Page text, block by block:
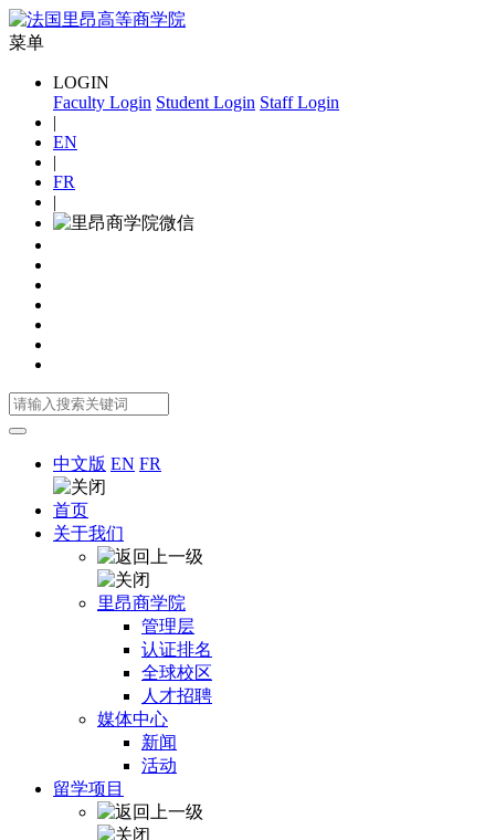
菜单
LOGIN
Faculty Login Student Login Staff Login
|
EN
|
FR
|
中文版 EN FR
首页
关于我们
里昂商学院
管理层
认证排名
全球校区
人才招聘
媒体中心
新闻
活动
留学项目